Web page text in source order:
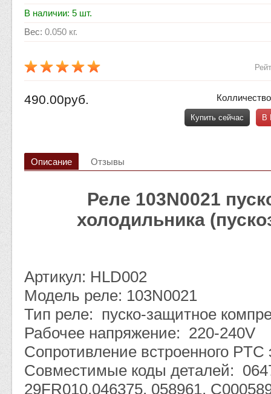
В наличии: 5 шт.
Вес: 0.050 кг.
В
Купить сейчас
490.00руб.
Описание Отзывы
Реле 103N0021
холодильника
Артикул: HLD002
Модель реле: 103N0021
Тип реле: пуско-защитное
Рабочее напряжение: 220-240V
Сопротивление встроенного
Совместимые коды деталей:
29FR010,046375, 058961,